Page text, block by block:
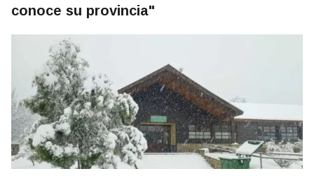
conoce su provincia"